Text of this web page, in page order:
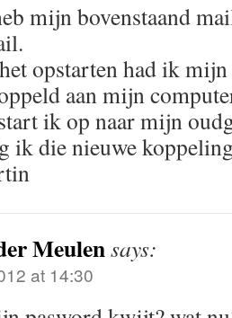
mijn bovenstaand
opstarten had ik
aan mijn
ik op naar mijn
ik die nieuwe
Meulensays:
at 14:30